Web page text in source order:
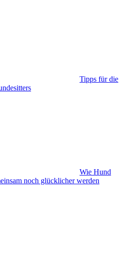
Tipps für die
Wie Hund
noch glücklicher werden